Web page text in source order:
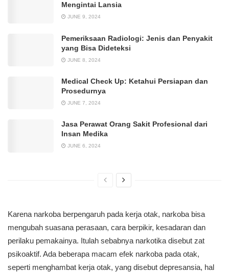
Mengintai Lansia
JUNE 9, 2024
Pemeriksaan Radiologi: Jenis dan Penyakit
yang Bisa Dideteksi
JUNE 8, 2024
Medical Check Up: Ketahui Persiapan dan
Prosedurnya
JUNE 7, 2024
Jasa Perawat Orang Sakit Profesional dari
Insan Medika
JUNE 6, 2024
Karena narkoba berpengaruh pada kerja otak, narkoba bisa
mengubah suasana perasaan, cara berpikir, kesadaran dan
perilaku pemakainya. Itulah sebabnya narkotika disebut zat
psikoaktif. Ada beberapa macam efek narkoba pada otak,
seperti menghambat kerja otak, yang disebut depresansia, hal